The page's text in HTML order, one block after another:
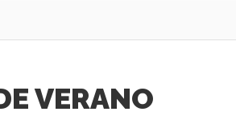
VERANO